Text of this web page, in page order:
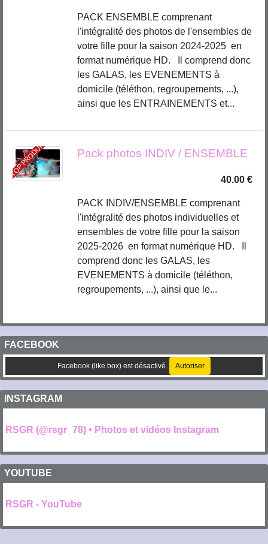
PACK ENSEMBLE comprenant
l'intégralité des photos de l'ensembles de
votre fille pour la saison 2024-2025 en
format numérique HD. Il comprend donc
les GALAS, les EVENEMENTS à
domicile (téléthon, regroupements, ...),
ainsi que les ENTRAINEMENTS et...
TOP PRODUIT Pack photos INDIV / ENSEMBLE
40.00 €
PACK INDIV/ENSEMBLE comprenant
l'intégralité des photos individuelles et
ensembles de votre fille pour la saison
2025-2026 en format numérique HD. Il
comprend donc les GALAS, les
EVENEMENTS à domicile (téléthon,
regroupements, ...), ainsi que le...
FACEBOOK
Facebook (like box) est désactivé. Autoriser
INSTAGRAM
RSGR (@rsgr_78) • Photos et vidéos Instagram
YOUTUBE
RSGR - YouTube